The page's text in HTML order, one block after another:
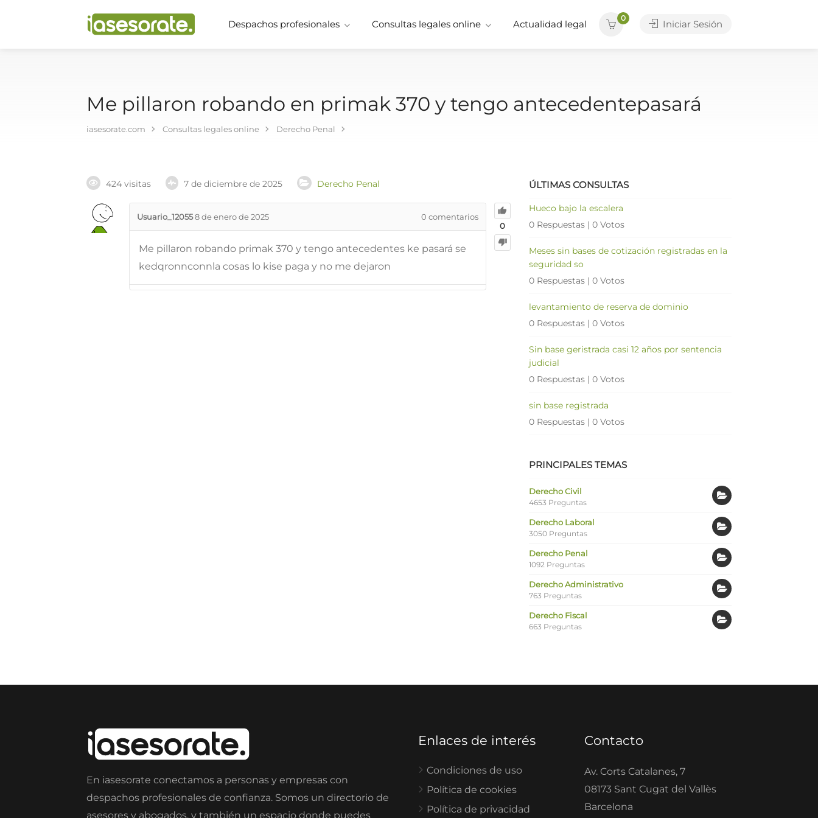
Despachos profesionales Consultas legales online Actualidad legal
0
Iniciar Sesión
Me pillaron robando en primak 370 y tengo antecedentepasará
iasesorate.com Consultas legales online Derecho Penal
424 visitas 7 de diciembre de 2025 Derecho Penal
0
Usuario_120558 de enero de 2025 0 comentarios
Me pillaron robando primak 370 y tengo antecedentes ke pasará se
kedqronnconnla cosas lo kise paga y no me dejaron
ÚLTIMAS CONSULTAS
Hueco bajo la escalera
0 Respuestas | 0 Votos
Meses sin bases de cotización registradas en la
seguridad so
0 Respuestas | 0 Votos
levantamiento de reserva de dominio
0 Respuestas | 0 Votos
Sin base geristrada casi 12 años por sentencia
judicial
0 Respuestas | 0 Votos
sin base registrada
0 Respuestas | 0 Votos
PRINCIPALES TEMAS
Derecho Civil
4653 Preguntas
Derecho Laboral
3050 Preguntas
Derecho Penal
1092 Preguntas
Derecho Administrativo
763 Preguntas
Derecho Fiscal
663 Preguntas
En iasesorate conectamos a personas y empresas con
despachos profesionales de confianza. Somos un directorio de
asesores y abogados, y también un espacio donde puedes
Enlaces de interés
Condiciones de uso
Política de cookies
Política de privacidad
Contacto
Av. Corts Catalanes, 7
08173 Sant Cugat del Vallès
Barcelona